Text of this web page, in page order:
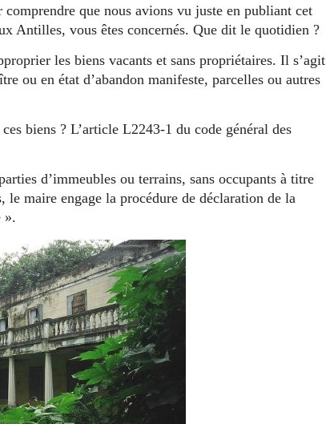
que nous avions vu juste en publiant cet
Antilles, vous êtes concernés. Que dit le quotidien ?
les biens vacants et sans propriétaires. Il s’agit
ou en état d’abandon manifeste, parcelles ou autres
biens ? L’article L2243-1 du code général des
d’immeubles ou terrains, sans occupants à titre
maire engage la procédure de déclaration de la
».